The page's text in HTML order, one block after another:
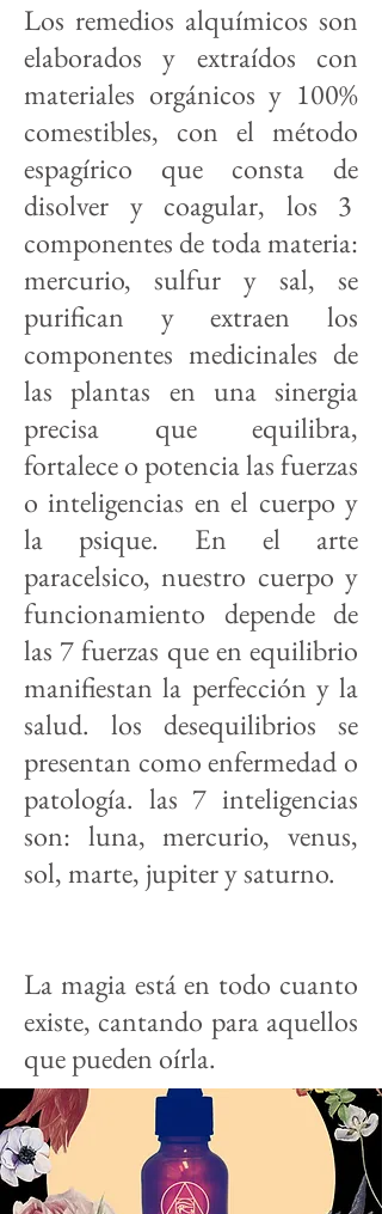
Los remedios alquímicos son
elaborados y extraídos con
materiales orgánicos y 100%
comestibles, con el método
espagírico que consta de
disolver y coagular, los 3
componentes de toda materia:
mercurio, sulfur y sal, se
purifican y extraen los
componentes medicinales de
las plantas en una sinergia
precisa que equilibra,
fortalece o potencia las fuerzas
o inteligencias en el cuerpo y
la psique. En el arte
paracelsico, nuestro cuerpo y
funcionamiento depende de
las 7 fuerzas que en equilibrio
manifiestan la perfección y la
salud. los desequilibrios se
presentan como enfermedad o
patología. las 7 inteligencias
son: luna, mercurio, venus,
sol, marte, jupiter y saturno.
La magia está en todo cuanto
existe, cantando para aquellos
que pueden oírla.